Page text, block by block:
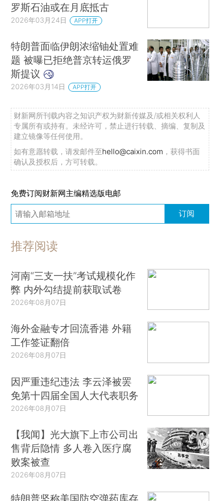
罗斯石油或在月底抵古
2026年03月24日 APP打开
特朗普面临伊朗浓缩铀处置难
题 被曝已拒绝普京转运俄罗
斯提议
2026年03月14日 APP打开
财新网所刊载内容之知识产权为财新传媒及/或相关权利人
专属所有或持有。未经许可，禁止进行转载、摘编、复制及
建立镜像等任何使用。
如有意愿转载，请发邮件至hello@caixin.com ，获得书面
确认及授权后，方可转载。
免费订阅财新网主编精选版电邮
订阅
推荐阅读
河南“三支一扶”考试规模化作
弊 内外勾结提前获取试卷
2026年08月07日
海外金融专才回流香港 外籍
工作签证翻倍
2026年08月07日
因严重违纪违法 李云泽被罢
免第十四届全国人大代表职务
2026年08月07日
【我闻】光大旗下上市公司出
售背后隐情 多人卷入医疗腐
败案被查
2026年08月07日
特朗普坚称美国防空弹药库存